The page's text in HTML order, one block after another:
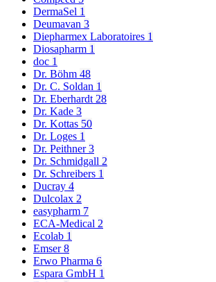
DermaSel 1
Deumavan 3
Diepharmex Laboratoires 1
Diosapharm 1
doc 1
Dr. Böhm 48
Dr. C. Soldan 1
Dr. Eberhardt 28
Dr. Kade 3
Dr. Kottas 50
Dr. Loges 1
Dr. Peithner3
Dr. Schmidgall 2
Dr. Schreibers 1
Ducray 4
Dulcolax 2
easypharm 7
ECA-Medical 2
Ecolab 1
Emser8
Erwo Pharma 6
Espara GmbH 1